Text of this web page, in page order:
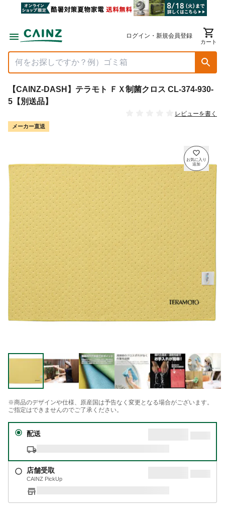
ログイン・新規会員登録
カート
【CAINZ-DASH】テラモト ＦＸ制菌クロス CL-374-930-
5【別送品】
レビューを書く
メーカー直送
※商品のデザインや仕様、原産国は予告なく変更となる場合がございます。
ご指定はできませんのでご了承ください。
配送
店舗受取
CAINZ PickUp